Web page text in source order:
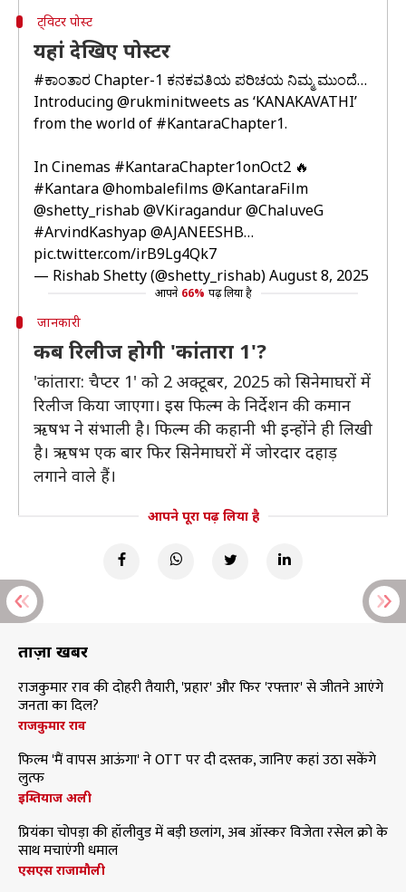
ट्विटर पोस्ट
यहां देखिए पोस्टर
#ಕಾಂತಾರChapter-1 ಕನಕವತಿಯ ಪರಿಚಯ ನಿಮ್ಮ ಮುಂದೆ…
Introducing@rukminitweets as ‘KANAKAVATHI’
from the world of #KantaraChapter1.
In Cinemas #KantaraChapter1onOct2 🔥
#Kantara@hombalefilms @KantaraFilm
@shetty_rishab@VKiragandur@ChaluveG
#ArvindKashyap@AJANEESHB…
pic.twitter.com/irB9Lg4Qk7
— Rishab Shetty (@shetty_rishab)August 8, 2025
आपने 66% पढ़ लिया है
जानकारी
कब रिलीज होगी 'कांतारा 1'?
'कांतारा: चैप्टर 1' को 2 अक्टूबर, 2025 को सिनेमाघरों में
रिलीज किया जाएगा। इस फिल्म के निर्देशन की कमान
ऋषभ ने संभाली है। फिल्म की कहानी भी इन्होंने ही लिखी
है। ऋषभ एक बार फिर सिनेमाघरों में जोरदार दहाड़
लगाने वाले हैं।
आपने पूरा पढ़ लिया है
ताज़ा खबरें
राजकुमार राव की दोहरी तैयारी, 'प्रहार' और फिर 'रफ्तार' से जीतने आएंगे
जनता का दिल?
राजकुमार राव
फिल्म 'मैं वापस आऊंगा' ने OTT पर दी दस्तक, जानिए कहां उठा सकेंगे
लुत्फ
इम्तियाज अली
प्रियंका चोपड़ा की हॉलीवुड में बड़ी छलांग, अब ऑस्कर विजेता रसेल क्रो के
साथ मचाएंगी धमाल
एसएस राजामौली